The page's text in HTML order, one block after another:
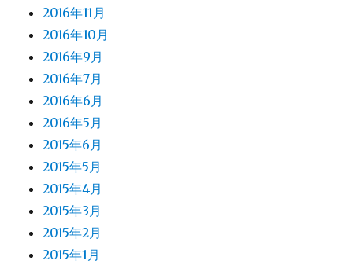
2016年11月
2016年10月
2016年9月
2016年7月
2016年6月
2016年5月
2015年6月
2015年5月
2015年4月
2015年3月
2015年2月
2015年1月